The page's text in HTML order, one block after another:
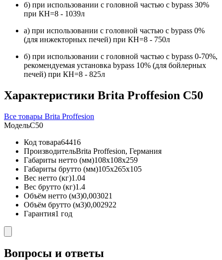
б) при использовании с головной частью с bypass 30%
при КН=8 - 1039л
а) при использовании с головной частью с bypass 0%
(для инжекторных печей) при КН=8 - 750л
б) при использовании с головной частью с bypass 0-70%,
рекомендуемая установка bypass 10% (для бойлерных
печей) при КН=8 - 825л
Характеристики Brita Proffesion С50
Все товары Brita Proffesion
МодельС50
Код товара64416
ПроизводительBrita Proffesion, Германия
Габариты нетто (мм)108x108x259
Габариты брутто (мм)105x265x105
Вес нетто (кг)1.04
Вес брутто (кг)1.4
Объём нетто (м3)0,003021
Объём брутто (м3)0,002922
Гарантия1 год
Вопросы и ответы